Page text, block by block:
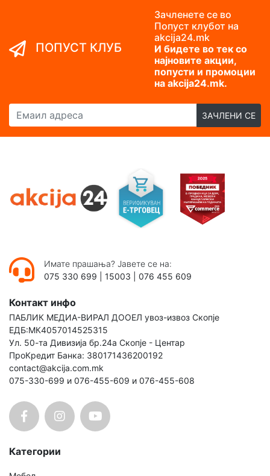
ПОПУСТ КЛУБ
Зачленете се во
Попуст клубот на
akcija24.mk
И бидете во тек со
најновите акции,
попусти и промоции
на akcija24.mk.
Емаил адреса
ЗАЧЛЕНИ СЕ
Имате прашања? Јавете се на:
075 330 699
15003 076 455 609
Контакт инфо
ПАБЛИК МЕДИА-ВИРАЛ ДООЕЛ увоз-извоз Скопје
ЕДБ:МК4057014525315
Ул. 50-та Дивизија бр.24а Скопје - Центар
ПроКредит Банка: 380171436200192
contact@akcija.com.mk
075-330-699 и 076-455-609 и 076-455-608
Категории